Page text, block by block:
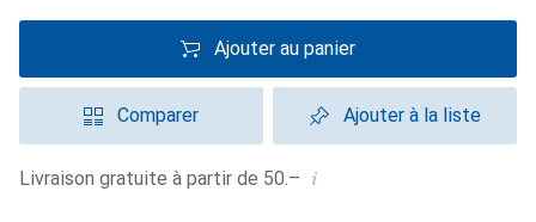
Ajouter au panier
Comparer Ajouter à la liste
Livraison gratuite à partir de 50.– i